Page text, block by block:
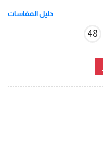
دليل المقاسات
48